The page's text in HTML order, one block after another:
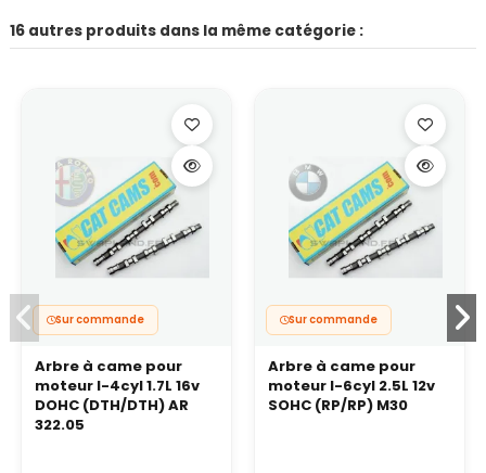
16 autres produits dans la même catégorie :
Sur commande
Arbre à came pour
moteur I-4cyl 1.7L 16v
DOHC (DTH/DTH) AR
322.05
Sur commande
Arbre à came pour
moteur I-6cyl 2.5L 12v
SOHC (RP/RP) M30